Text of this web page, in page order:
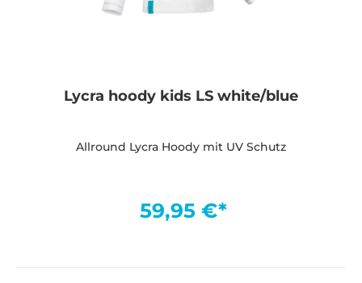
Lycra hoody kids LS white/blue
Allround Lycra Hoody mit UV Schutz
59,95 €*